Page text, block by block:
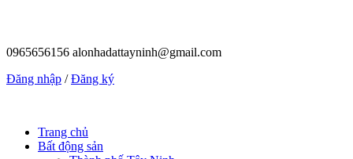
0965656156 alonhadattayninh@gmail.com
Đăng nhập /Đăng ký
Trang chủ
Bất động sản